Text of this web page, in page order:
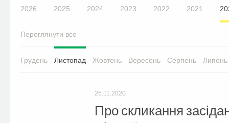
2026 2025 2024 2023 2022 2021
Переглянути все
Грудень Листопад Жовтень Вересень Серпень Липень
25.11.2020
Про скликання